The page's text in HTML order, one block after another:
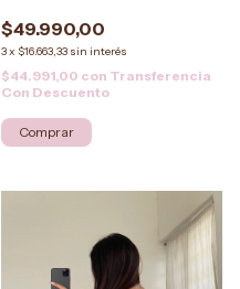
$49.990,00
3x $16.663,33 sin interés
$44.991,00 con Transferencia
Con Descuento
Comprar